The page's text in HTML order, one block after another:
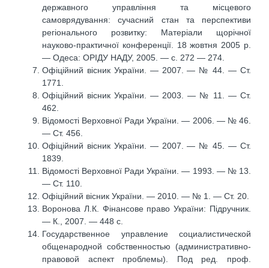
державного управління та місцевого
самоврядування: сучасний стан та перспективи
регіонального розвитку: Матеріали щорічної
науково-практичної конференції. 18 жовтня 2005 р.
— Одеса: ОРІДУ НАДУ, 2005. — с. 272 — 274.
Офіційний вісник України. — 2007. — № 44. — Ст.
1771.
Офіційний вісник України. — 2003. — № 11. — Ст.
462.
Відомості Верховної Ради України. — 2006. — № 46.
— Ст. 456.
Офіційний вісник України. — 2007. — № 45. — Ст.
1839.
Відомості Верховної Ради України. — 1993. — № 13.
— Ст. 110.
Офіційний вісник України. — 2010. — № 1. — Ст. 20.
Воронова Л.К. Фінансове право України: Підручник.
— К., 2007. — 448 с.
Государственное управление социалистической
общенародной собственностью (административно-
правовой аспект проблемы). Под ред. проф.